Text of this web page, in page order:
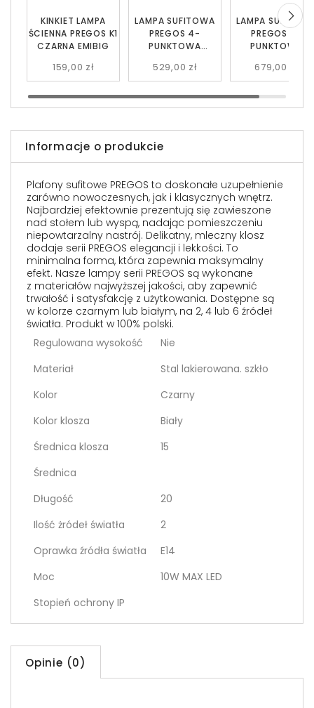
LAMPA SUFITOWA
PREGOS 4-
PUNKTOWA
529,00 zł
LAMPA
PREGOS 6-
PUNKTOWA
679,00 zł
KINKIET LAMPA
ŚCIENNA PREGOS K1
CZARNA EMIBIG
159,00 zł
Informacje o produkcie
Plafony sufitowe PREGOS to doskonałe uzupełnienie
zarówno nowoczesnych, jak i klasycznych wnętrz.
Najbardziej efektownie prezentują się zawieszone
nad stołem lub wyspą, nadając pomieszczeniu
niepowtarzalny nastrój. Delikatny, mleczny klosz
dodaje serii PREGOS elegancji i lekkości. To
minimalna forma, która zapewnia maksymalny
efekt. Nasze lampy serii PREGOS są wykonane
z materiałów najwyższej jakości, aby zapewnić
trwałość i satysfakcję z użytkowania. Dostępne są
w kolorze czarnym lub białym, na 2, 4 lub 6 źródeł
światła. Produkt w 100% polski.
Regulowana wysokość
Nie
Materiał
Stal lakierowana. szkło
Kolor
Czarny
Kolor klosza
Biały
Średnica klosza
15
Średnica
Długość
20
Ilość żródeł światła
2
Oprawka źródła światła
E14
Moc
10W MAX LED
Stopień ochrony IP
Opinie (0)